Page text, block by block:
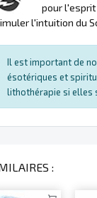
pour
l'intuition du
Il est important de
ésotériques et
lithothérapie si elles
: